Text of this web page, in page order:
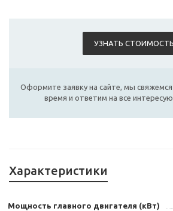
УЗНАТЬ СТОИМОСТЬ
Оформите заявку на сайте, мы
время и ответим на все
Характеристики
Мощность главного двигателя (кВт)